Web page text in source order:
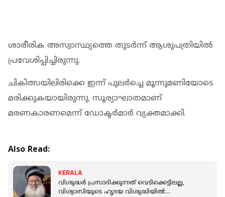
ശാരീരിക അസ്വാസ്ഥ്യത്തെ തുടര്‍ന്ന് ആശുപത്രിയില്‍
പ്രവേശിപ്പിച്ചിരുന്നു.
ചികിത്സയിലിരിക്കെ ഇന്ന് പുലര്‍ച്ചെ മൂന്നുമണിയോടെ
മരിക്കുകയായിരുന്നു. സൂര്യാഘാതമാണ്
മരണകാരണമെന്ന് ഡോക്ടര്‍മാര്‍ വ്യക്തമാക്കി.
Also Read:
KERALA
വിശുദ്ധര്‍ പ്രസാദിക്കുന്നത് വെടിക്കെട്ടിലല്ല,
വിശ്വാസിയുടെ ഹൃദയ വിശുദ്ധിയില്‍: